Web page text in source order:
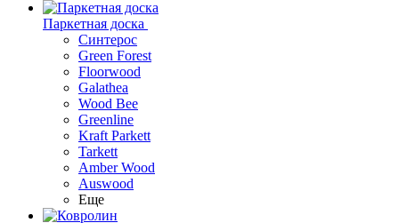
Паркетная доска
Синтерос
Green Forest
Floorwood
Galathea
Wood Bee
Greenline
Kraft Parkett
Tarkett
Amber Wood
Auswood
Еще